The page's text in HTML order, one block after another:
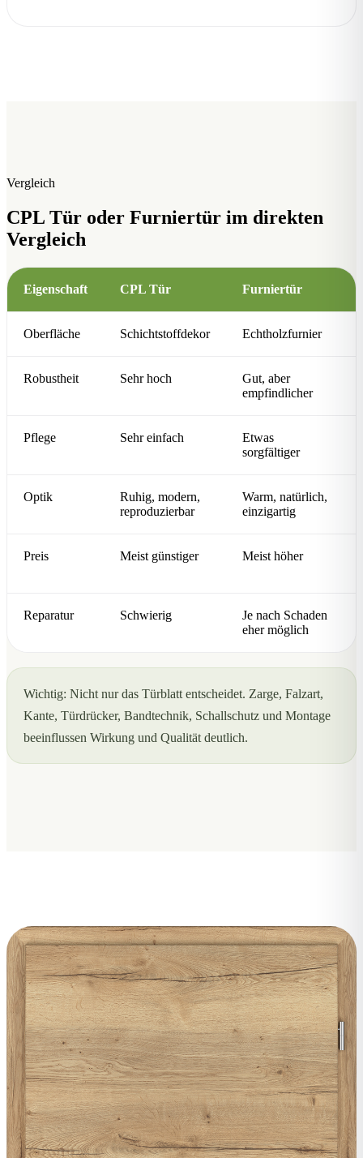
Vergleich
CPL Tür oder Furniertür im direkten
Vergleich
Eigenschaft CPL Tür Furniertür
Oberfläche Schichtstoffdekor Echtholzfurnier
Robustheit Sehr hoch
Gut, aber
empfindlicher
Pflege Sehr einfach
Etwas
sorgfältiger
Optik
Ruhig, modern,
reproduzierbar
Warm, natürlich,
einzigartig
Preis Meist günstiger Meist höher
Reparatur Schwierig
Je nach Schaden
eher möglich
Wichtig: Nicht nur das Türblatt entscheidet. Zarge, Falzart,
Kante, Türdrücker, Bandtechnik, Schallschutz und Montage
beeinflussen Wirkung und Qualität deutlich.